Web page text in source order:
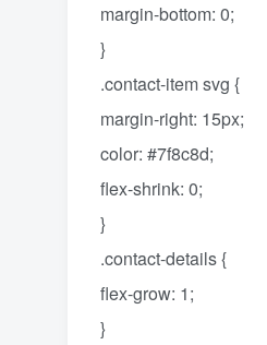
margin-bottom: 0;
}
.contact-item svg {
margin-right: 15px;
color: #7f8c8d;
flex-shrink: 0;
}
.contact-details {
flex-grow: 1;
}